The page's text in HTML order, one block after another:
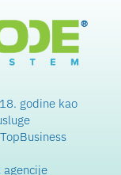
godine kao
agencije